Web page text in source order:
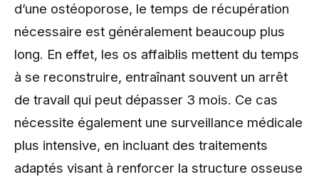
d’une ostéoporose, le temps de récupération
nécessaire est généralement beaucoup plus
long. En effet, les os affaiblis mettent du temps
à se reconstruire, entraînant souvent un arrêt
de travail qui peut dépasser 3 mois. Ce cas
nécessite également une surveillance médicale
plus intensive, en incluant des traitements
adaptés visant à renforcer la structure osseuse